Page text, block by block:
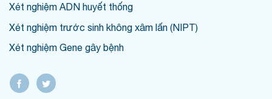
Xét nghiệm ADN huyết thống
Xét nghiệm trước sinh không xâm lấn (NIPT)
Xét nghiệm Gene gây bệnh